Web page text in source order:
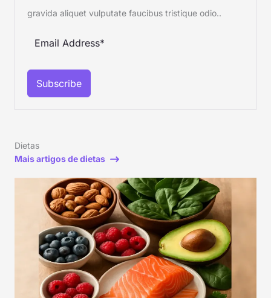
gravida aliquet vulputate faucibus tristique odio..
Subscribe
Dietas
Mais artigos de dietas